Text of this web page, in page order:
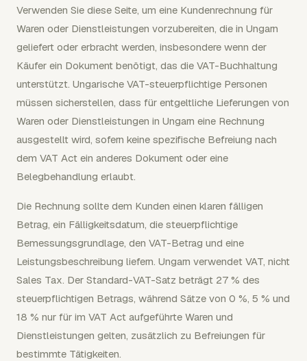
Verwenden Sie diese Seite, um eine Kundenrechnung für
Waren oder Dienstleistungen vorzubereiten, die in Ungarn
geliefert oder erbracht werden, insbesondere wenn der
Käufer ein Dokument benötigt, das die VAT-Buchhaltung
unterstützt. Ungarische VAT-steuerpflichtige Personen
müssen sicherstellen, dass für entgeltliche Lieferungen von
Waren oder Dienstleistungen in Ungarn eine Rechnung
ausgestellt wird, sofern keine spezifische Befreiung nach
dem VAT Act ein anderes Dokument oder eine
Belegbehandlung erlaubt.
Die Rechnung sollte dem Kunden einen klaren fälligen
Betrag, ein Fälligkeitsdatum, die steuerpflichtige
Bemessungsgrundlage, den VAT-Betrag und eine
Leistungsbeschreibung liefern. Ungarn verwendet VAT, nicht
Sales Tax. Der Standard-VAT-Satz beträgt 27 % des
steuerpflichtigen Betrags, während Sätze von 0 %, 5 % und
18 % nur für im VAT Act aufgeführte Waren und
Dienstleistungen gelten, zusätzlich zu Befreiungen für
bestimmte Tätigkeiten.